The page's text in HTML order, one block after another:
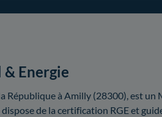
Energie
République à Amilly (28300), est
de la certification RGE et